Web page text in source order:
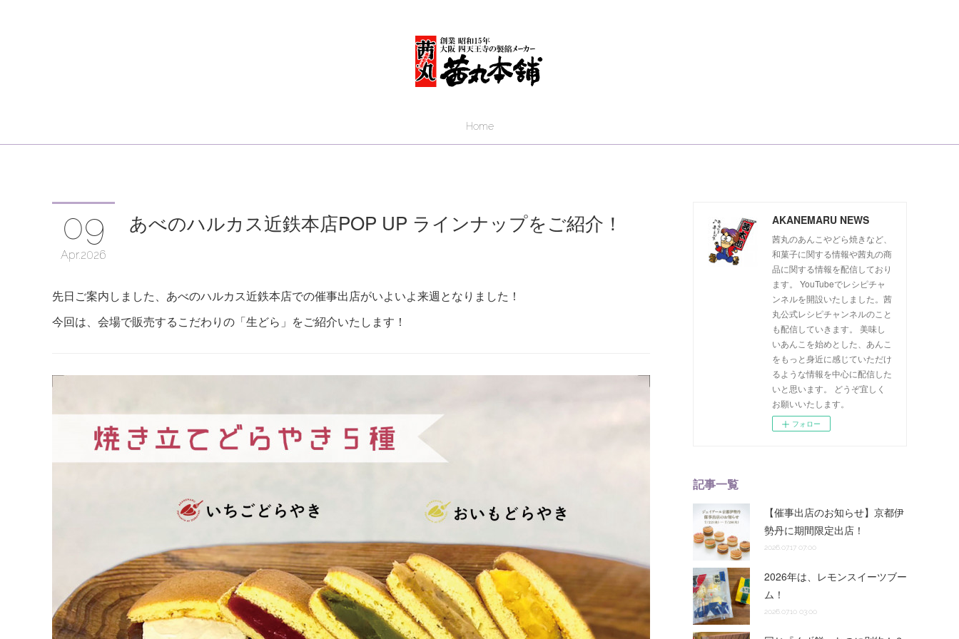
Home
09
Apr 2026
あべのハルカス近鉄本店POP UP ラインナップをご紹介！
先日ご案内しました、あべのハルカス近鉄本店での催事出店がいよいよ来週となりました！
今回は、会場で販売するこだわりの「生どら」をご紹介いたします！
AKANEMARU NEWS
茜丸のあんこやどら焼きなど、
和菓子に関する情報や茜丸の商
品に関する情報を配信しており
ます。 YouTubeでレシピチャ
ンネルを開設いたしました。茜
丸公式レシピチャンネルのこと
も配信していきます。 美味し
いあんこを始めとした、あんこ
をもっと身近に感じていただけ
るような情報を中心に配信した
いと思います。 どうぞ宜しく
お願いいたします。
フォロー
記事一覧
【催事出店のお知らせ】京都伊
勢丹に期間限定出店！
2026.07.17 07:00
2026年は、レモンスイーツブー
ム！
2026.07.10 03:00